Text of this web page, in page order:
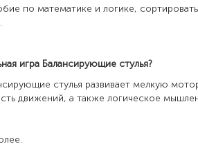
по математике и логике,
игра Балансирующие стулья?
стулья развивает мелкую
движений, а также логическое